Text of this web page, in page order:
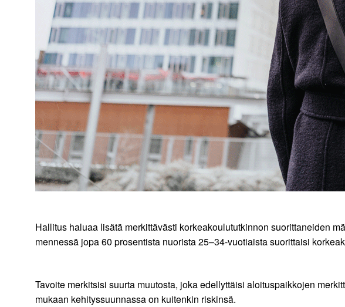
Hallitus haluaa lisätä merkittävästi korkeakoulututkinnon suorittaneiden
mennessä jopa 60 prosentista nuorista 25–34-vuotiaista suorittaisi
Tavoite merkitsisi suurta muutosta, joka edellyttäisi aloituspaikkojen
mukaan kehityssuunnassa on kuitenkin riskinsä.